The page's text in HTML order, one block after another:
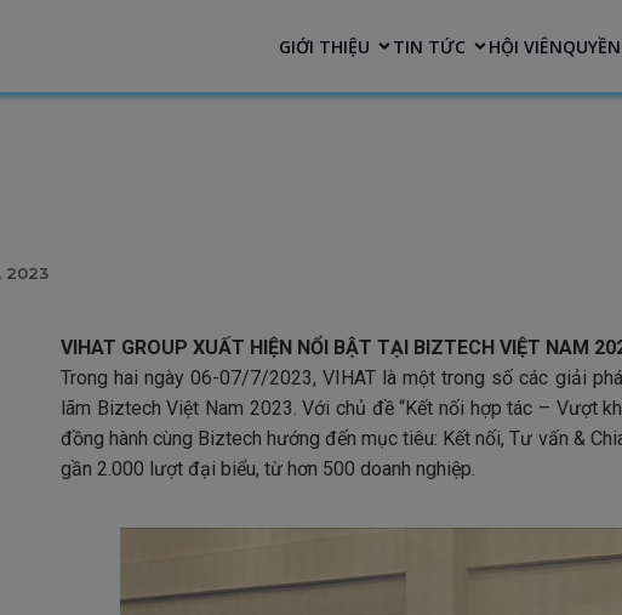
GIỚI THIỆU TIN TỨC HỘI VIÊN
2023
VIHAT GROUP XUẤT HIỆN NỔI BẬT TẠI BIZTECH VIỆT NAM
Trong hai ngày 06-07/7/2023, VIHAT là một trong số các giải
lãm Biztech Việt Nam 2023. Với chủ đề “Kết nối hợp tác – Vượt
đồng hành cùng Biztech hướng đến mục tiêu: Kết nối, Tư vấn &
gần 2.000 lượt đại biểu, từ hơn 500 doanh nghiệp.